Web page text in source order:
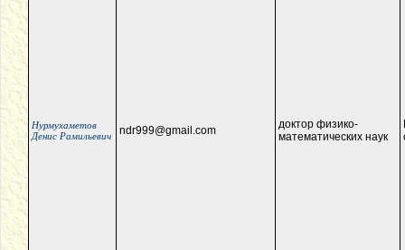
Нурмухаметов
Денис Рамильевич
ndr999@gmail.com
доктор физико-
математических наук